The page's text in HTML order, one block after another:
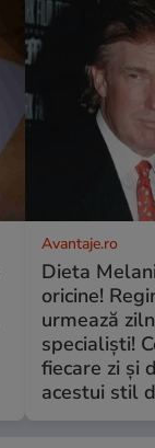
Avantaje.ro
Dieta
oricine!
urmează
specialiști!
fiecare zi și
acestui stil